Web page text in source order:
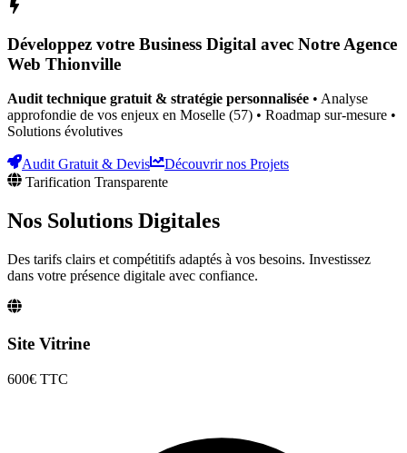
Développez votre Business Digital avec Notre Agence
Web Thionville
Audit technique gratuit & stratégie personnalisée • Analyse
approfondie de vos enjeux en Moselle (57) • Roadmap sur-mesure •
Solutions évolutives
Audit Gratuit & Devis
Découvrir nos Projets
Tarification Transparente
Nos Solutions Digitales
Des tarifs clairs et compétitifs adaptés à vos besoins. Investissez
dans votre présence digitale avec confiance.
Site Vitrine
600€ TTC